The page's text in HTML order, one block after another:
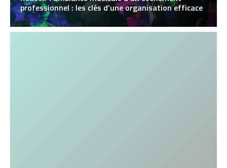
professionnel : les clés d’une organisation efficace